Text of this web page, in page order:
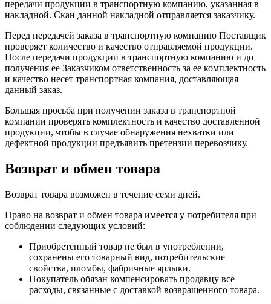
передачи продукции в транспортную компанию, указанная в
накладной. Скан данной накладной отправляется заказчику.
Перед передачей заказа в транспортную компанию Поставщик
проверяет количество и качество отправляемой продукции.
После передачи продукции в транспортную компанию и до
получения ее Заказчиком ответственность за ее комплектность
и качество несет транспортная компания, доставляющая
данный заказ.
Большая просьба при получении заказа в транспортной
компании проверять комплектность и качество доставленной
продукции, чтобы в случае обнаружения нехватки или
дефектной продукции предъявить претензии перевозчику.
Возврат и обмен товара
Возврат товара возможен в течение семи дней.
Право на возврат и обмен товара имеется у потребителя при
соблюдении следующих условий:
Приобретённый товар не был в употреблении,
сохранены его товарный вид, потребительские
свойства, пломбы, фабричные ярлыки.
Покупатель обязан компенсировать продавцу все
расходы, связанные с доставкой возвращенного товара.